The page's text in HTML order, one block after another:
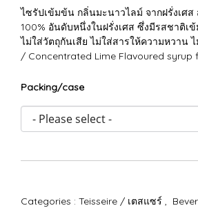
ไซรัปเข้มข้น กลิ่นมะนาวไลม์ จากฝรั่งเศ
100% อันดับหนึ่งในฝรั่งเศส ซึ่งมีรสชาติเ
ไม่ใส่วัตถุกันเสีย ไม่ใส่สารให้ความหวาน
/ Concentrated Lime Flavoured syrup
Packing/case
Categories : Teisseire / เตสแซร์ ,